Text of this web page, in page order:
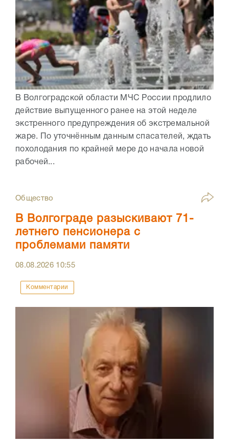
В Волгоградской области МЧС России продлило
действие выпущенного ранее на этой неделе
экстренного предупреждения об экстремальной
жаре. По уточнённым данным спасателей, ждать
похолодания по крайней мере до начала новой
рабочей...
Общество
В Волгограде разыскивают 71-
летнего пенсионера с
проблемами памяти
08.08.2026 10:55
Комментарии